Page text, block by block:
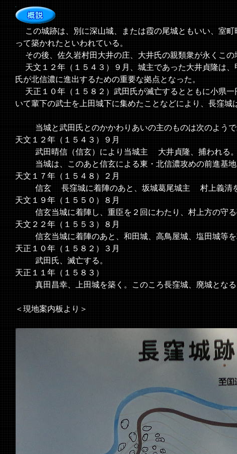
この城跡は、別に深山城、または霞の尾城ともいい、室
って築かれたといわれている。
その後、佐久岩村田大井の庄、大井氏の親類衆が永くこの
天文１２年（１５４３）９月、城主であった大井貞隆は
氏が北信濃に進出するための重要な拠点となった。
天正１０年（１５８２）武田氏が滅亡するとともに小県
いて輩下の武士を上田城下に集めたことなどにより、長窪城
当城と武田氏とのかかわりあいの主のものは次のようで
天文１２年（１５４３）９月
武田晴信（信玄）により当城主 大井貞隆、捕われる。
当城は、このあと信玄による東・北信濃攻めの前進基地
天文１７年（１５４８）２月
信玄 長窪城に着陣のあと、坂城葛尾城主 村上義清を
天文１９年（１５５０）８月
信玄当城に着陣し、重臣を２回にわたり、村上方の守る
天文２２年（１５５３）８月
信玄当城に着陣のあと、和田城、高鳥屋城、塩田城等を
天正１０年（１５８２）３月
武田氏、滅亡する。
天正１１年（１５８３）
真田昌幸、上田城を築く。このころ長窪城、廃城となる
＜現地案内板より＞